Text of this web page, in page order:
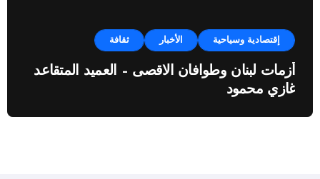
إقتصادية وسياحية الأخبار ثقافة
أزمات لبنان وطوافان الاقصى – العميد المتقاعد
غازي محمود